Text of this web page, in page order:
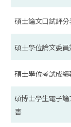
碩士論文口試評分
碩士學位論文委員
碩士學位考試成
碩博士學生電子
書